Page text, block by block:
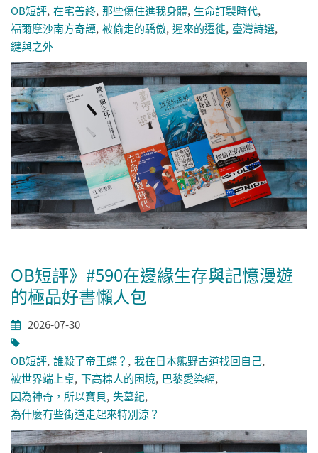
OB短評 在宅善終 那些傷住進我身體 生命訂製時代
福爾摩沙南方奇譚 被偷走的驕傲 遲來的遷徙 臺灣詩選
鍵與之外
OB短評》#590在邊緣生存與記憶漫遊
的極品好書懶人包
2026-07-30
OB短評 誰殺了帝王蝶？
我在日本熊野古道找回自己
被世界端上桌 下高棉人的困境 巴黎愛染經
因為神奇，所以寶貝 失墓紀
為什麼有些街道走起來特別涼？